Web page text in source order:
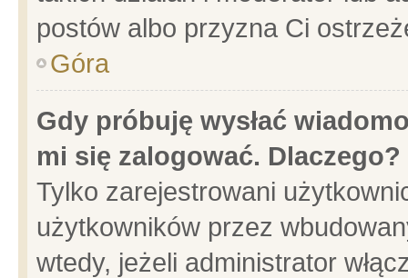
postów albo przyzna Ci
Góra
Gdy próbuję wysłać
mi się zalogować. Dlaczego?
Tylko zarejestrowani
użytkowników przez
wtedy, jeżeli administrator